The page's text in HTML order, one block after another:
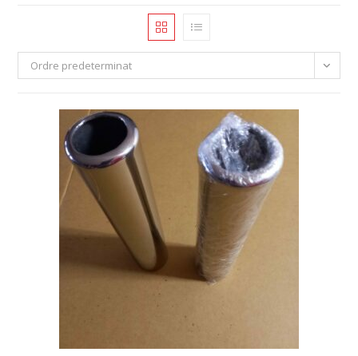
Ordre predeterminat